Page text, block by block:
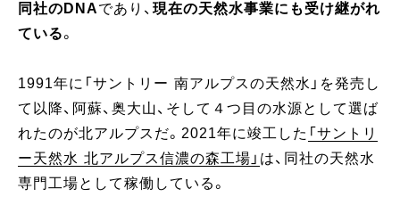
同社のDNAであり、 現在の天然水事業にも受け継がれ
ている。
1991年に「サントリー 南アルプスの天然水」を発売し
て以降、阿蘇、奥大山、そして４つ目の水源として選ば
れたのが北アルプスだ。2021年に竣工した 「サントリ
ー天然水 北アルプス信濃の森工場」 は、同社の天然水
専門工場として稼働している。